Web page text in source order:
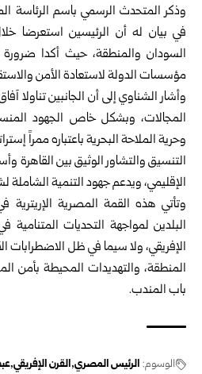
وذكر المتحدث الرسمي باسم الرئاسة
في بيان له أن الرئيسين استعرضا
السودان والمنطقة، حيث أكدا ضرورة
مؤسسات الدولة لاستعادة الأمن
وأشار الشناوي إلى أن الجانبين تناولا
المجالات، وبشكل خاص الجهود
وحرية الملاحة البحرية باعتباره ممراً
التنسيق والتشاور الوثيق بين القاهرة
الإقليمي، ويدعم جهود التنمية
وتأتي هذه القمة المصرية الإريترية
البلدين لمواجهة التحديات
الإفريقي، ولا سيما في ظل الاضطرابات
المنطقة، والتهديدات المحيطة بأمن
باب المندب.
الوسوم: الرئيس المصري القرن الإفريقي